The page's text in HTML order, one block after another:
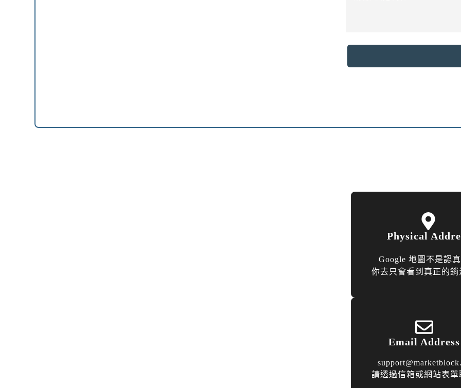
Physical
Google 地圖不是認
你去只會看到真正的銷
Email Address
請透過信箱或網站表單